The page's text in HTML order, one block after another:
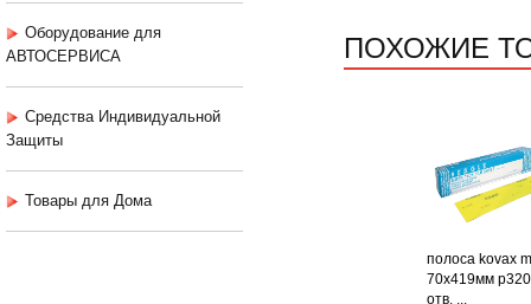
Оборудование для
АВТОСЕРВИСА
Средства Индивидуальной
Защиты
Товары для Дома
ПОХОЖИЕ
полоса kovax
70х419мм
отв. ...